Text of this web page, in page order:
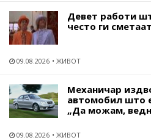
Девет работи
често ги
09.08.2026 ЖИВОТ
Механичар
автомобил што
„Да можам,
09.08.2026 ЖИВОТ